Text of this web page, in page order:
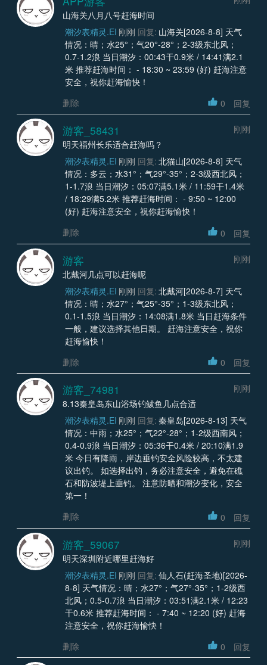
山海关八月八号赶海时间
潮汐表精灵.EI 刚刚 回复: 山海关[2026-8-8] 天气
情况：晴；水25°；气20°-28°；2-3级东北风；
0.7-1.2浪 当日潮汐：00:43干0.9米 / 14:41满2.1
米 推荐赶海时间： - 18:30 ~ 23:59 (好) 赶海注意
安全，祝你赶海愉快！
删除
0 回复
游客_58431
刚刚
明天福州长乐适合赶海吗？
潮汐表精灵.EI 刚刚 回复: 北猫山[2026-8-8] 天气
情况：多云；水31°；气29°-35°；2-3级西北风；
1-1.7浪 当日潮汐：05:07满5.1米 / 11:59干1.4米
/ 18:29满5.2米 推荐赶海时间： - 9:50 ~ 12:00
(好) 赶海注意安全，祝你赶海愉快！
删除
0 回复
游客
刚刚
北戴河几点可以赶海呢
潮汐表精灵.EI 刚刚 回复: 北戴河[2026-8-7] 天气
情况：晴；水27°；气25°-35°；1-3级东北风；
0.1-1.5浪 当日潮汐：14:08满1.8米 当日赶海条件
一般，建议选择其他日期。 赶海注意安全，祝你
赶海愉快！
删除
0 回复
游客_74981
刚刚
8.13秦皇岛东山浴场钓鲅鱼几点合适
潮汐表精灵.EI 刚刚 回复: 秦皇岛[2026-8-13] 天气
情况：中雨；水25°；气22°-28°；1-2级西南风；
0.4-0.9浪 当日潮汐：05:36干0.4米 / 20:10满1.9
米 今日有降雨，岸边垂钓安全风险较高，不太建
议出钓。 如选择出钓，务必注意安全，避免在礁
石和防波堤上垂钓。 注意防晒和潮汐变化，安全
第一！
删除
0 回复
游客_59067
刚刚
明天深圳附近哪里赶海好
潮汐表精灵.EI 刚刚 回复: 仙人石(赶海圣地)[2026-
8-8] 天气情况：晴；水27°；气27°-35°；1-2级西
北风；0.5-0.7浪 当日潮汐：03:51满2.1米 / 12:23
干0.6米 推荐赶海时间： - 7:40 ~ 12:20 (好) 赶海
注意安全，祝你赶海愉快！
删除
0 回复